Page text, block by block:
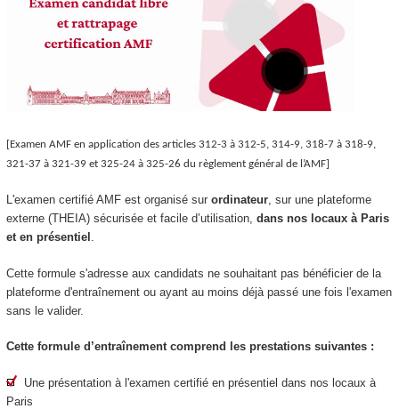
[Examen AMF en application des articles 312-3 à 312-5, 314-9, 318-7 à 318-9,
321-37 à 321-39 et 325-24 à 325-26 du règlement général de l’AMF]
L'examen certifié AMF est organisé sur ordinateur, sur une plateforme
externe (THEIA) sécurisée et facile d’utilisation, dans nos locaux à Paris
et en présentiel .
Cette formule s'adresse aux candidats ne souhaitant pas bénéficier de la
plateforme d'entraînement ou ayant au moins déjà passé une fois l'examen
sans le valider.
Cette formule d’entraînement comprend les prestations suivantes :
Une présentation à l'examen certifié en présentiel dans nos locaux à
Paris